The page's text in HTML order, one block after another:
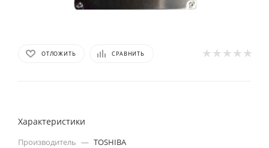
ОТЛОЖИТЬ СРАВНИТЬ
Характеристики
Производитель — TOSHIBA